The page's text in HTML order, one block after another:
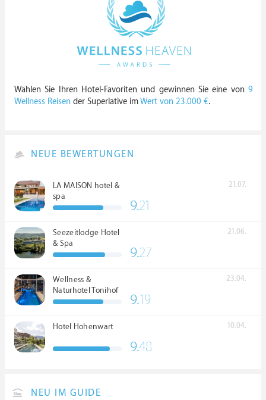
Wählen Sie Ihren Hotel-Favoriten und gewinnen Sie eine von 9
Wellness Reisen der Superlative imWert von 23.000 €.
NEUE BEWERTUNGEN
LA MAISON hotel &
spa
21.07.
9.21
Seezeitlodge Hotel
& Spa
21.06.
9.27
Wellness &
Naturhotel Tonihof
****S
23.04.
9.19
Hotel Hohenwart 10.04.
9.48
NEU IM GUIDE